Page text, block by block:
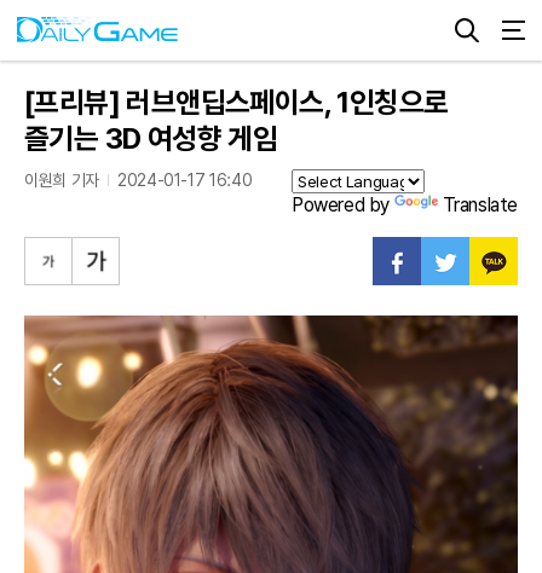
[프리뷰] 러브앤딥스페이스, 1인칭으로
즐기는 3D 여성향 게임
이원희 기자 2024-01-17 16:40
Powered by Translate